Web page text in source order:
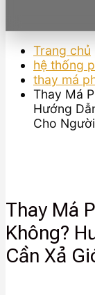
Trang chủ
hệ thống
thay má
Thay Má
Hướng
Cho
Thay Má
Không?
Cần Xả